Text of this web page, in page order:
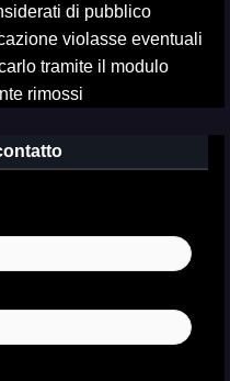
di pubblico
violasse eventuali
tramite il modulo
rimossi